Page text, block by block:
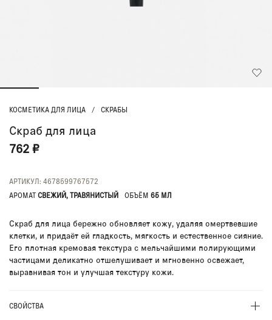
КОСМЕТИКА ДЛЯ ЛИЦА / СКРАБЫ
Скраб для лица
762 ₽
АРТИКУЛ: 4678599767572
АРОМАТ СВЕЖИЙ, ТРАВЯНИСТЫЙ ОБЪЁМ 65 МЛ
Скраб для лица бережно обновляет кожу, удаляя омертвевшие
клетки, и придаёт ей гладкость, мягкость и естественное сияние.
Его плотная кремовая текстура с мельчайшими полирующими
частицами деликатно отшелушивает и мгновенно освежает,
выравнивая тон и улучшая текстуру кожи.
СВОЙСТВА